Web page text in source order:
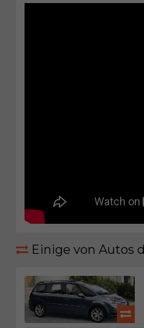
Einige von Autos